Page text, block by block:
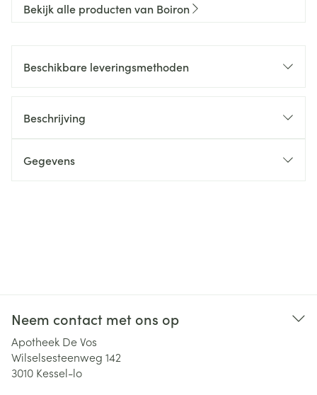
Bekijk alle producten van Boiron
Beschikbare leveringsmethoden
Beschrijving
Gegevens
Neem contact met ons op
Apotheek De Vos
Wilselsesteenweg 142
3010 Kessel-lo